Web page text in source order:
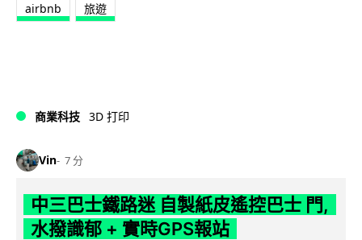
airbnb 旅遊
商業科技 3D 打印
Vin 7 分
中三巴士鐵路迷 自製紙皮遙控巴士 門,
水撥識郁 + 實時GPS報站